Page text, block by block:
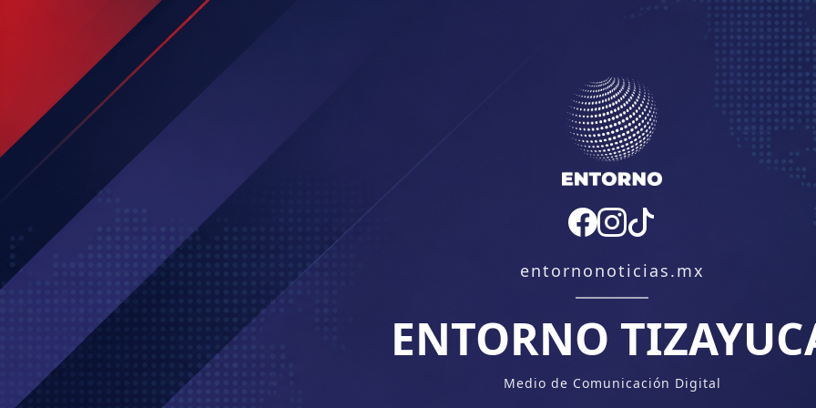
entornonoticias.mx
ENTORNO
Medio de Comunicación Digital